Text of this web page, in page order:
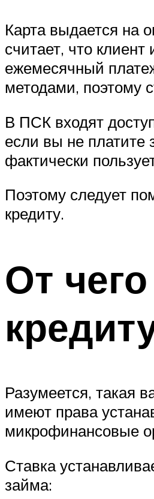
Карта выдается на
считает, что
ежемесячный
методами, поэтому
В ПСК входят
если вы не платите
фактически
Поэтому следует
кредиту.
От
Разумеется, такая
имеют права
микрофинансовые
Ставка
займа: